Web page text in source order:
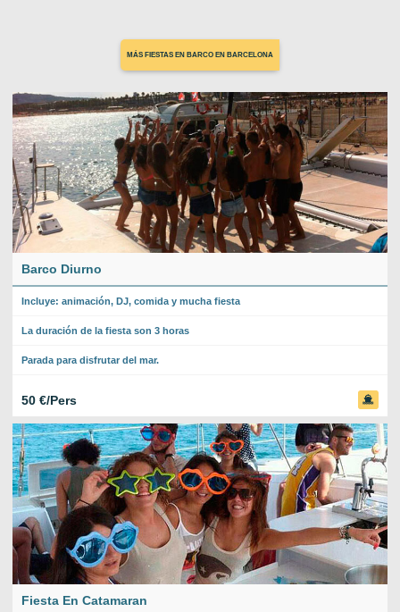
MÁS FIESTAS EN BARCO EN BARCELONA
Barco Diurno
Incluye: animación, DJ, comida y mucha fiesta
La duración de la fiesta son 3 horas
Parada para disfrutar del mar.
50 €/Pers
Fiesta En Catamaran